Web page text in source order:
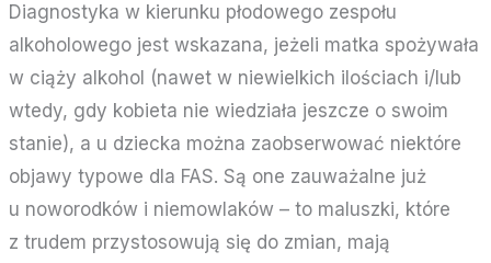
Diagnostyka w kierunku płodowego zespołu
alkoholowego jest wskazana, jeżeli matka spożywała
w ciąży alkohol (nawet w niewielkich ilościach i/lub
wtedy, gdy kobieta nie wiedziała jeszcze o swoim
stanie), a u dziecka można zaobserwować niektóre
objawy typowe dla FAS. Są one zauważalne już
u noworodków i niemowlaków – to maluszki, które
z trudem przystosowują się do zmian, mają